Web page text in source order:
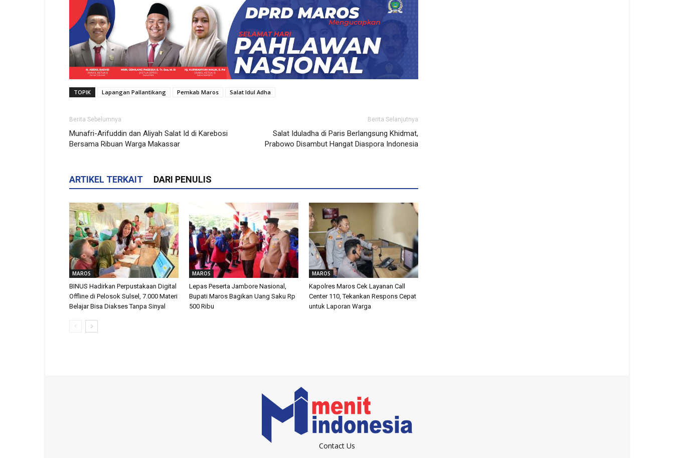
TOPIK Lapangan Pallantikang Pemkab Maros Salat Idul Adha
Berita Sebelumnya
Munafri-Arifuddin dan Aliyah Salat Id di Karebosi
Bersama Ribuan Warga Makassar
Berita Selanjutnya
Salat Iduladha di Paris Berlangsung Khidmat,
Prabowo Disambut Hangat Diaspora Indonesia
ARTIKEL TERKAIT DARI PENULIS
MAROS
BINUS Hadirkan Perpustakaan Digital
Offline di Pelosok Sulsel, 7.000 Materi
Belajar Bisa Diakses Tanpa Sinyal
MAROS
Lepas Peserta Jambore Nasional,
Bupati Maros Bagikan Uang Saku Rp
500 Ribu
MAROS
Kapolres Maros Cek Layanan Call
Center 110, Tekankan Respons Cepat
untuk Laporan Warga
Contact Us